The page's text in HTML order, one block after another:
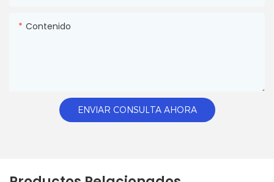
Contenido
ENVIAR CONSULTA AHORA